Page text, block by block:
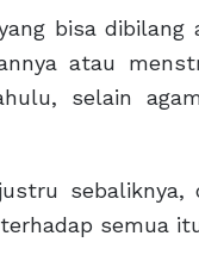
bisa dibilang
atau
selain
semua